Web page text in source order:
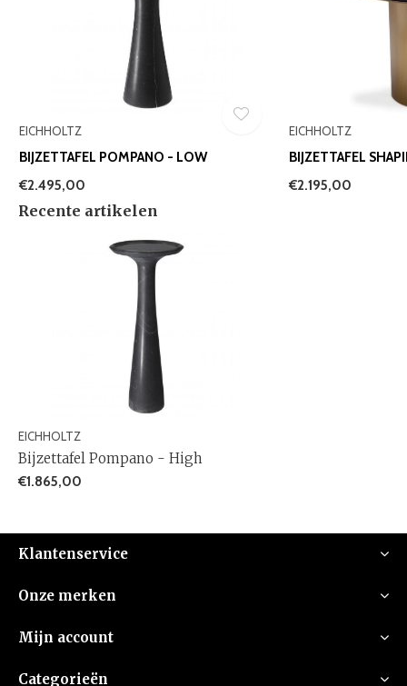
EICHHOLTZ
BIJZETTAFEL POMPANO - LOW
€2.495,00
EICHHOLTZ
BIJZETTAFEL
€2.195,00
Recente artikelen
EICHHOLTZ
Bijzettafel Pompano - High
€1.865,00
Klantenservice
Onze merken
Mijn account
Categorieën